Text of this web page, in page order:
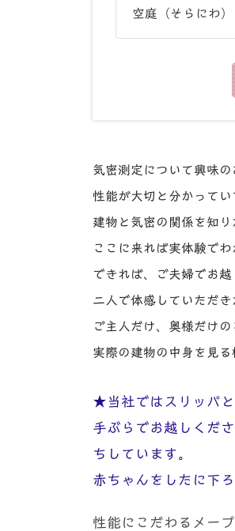
空庭（そらにわ
気密測定について興味
性能が大切と分かって
建物と気密の関係を知り
ここに来れば実体験でわ
できれば、ご夫婦でお
二人で体感していただき
ご主人だけ、奥様だけの
実際の建物の中身を見
★当社ではスリッパと
手ぶらでお越しくだ
ちしています。
赤ちゃんをしたに下
性能にこだわるメー